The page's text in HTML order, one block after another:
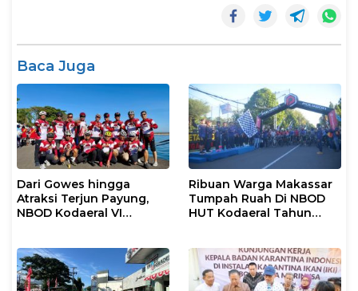
Baca Juga
Dari Gowes hingga
Atraksi Terjun Payung,
NBOD Kodaeral VI
Ribuan Warga Makassar
Tumpah Ruah Di NBOD
HUT Kodaeral Tahun